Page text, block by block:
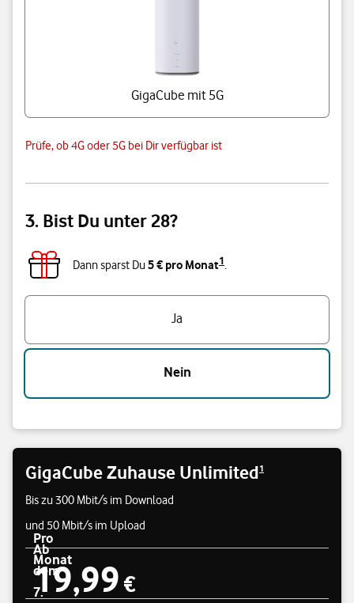
GigaCube mit 5G
Prüfe, ob 4G oder 5G bei Dir verfügbar ist
3. Bist Du unter 28?
Dann sparst Du5 € pro Monat1.
Ja
Nein
GigaCube Zuhause Unlimited1
Bis zu 300 Mbit/s im Download
und 50 Mbit/s im Upload
Preisübersicht
Pro
Monat
19,99 €
19,99 €
Ab
dem
7.